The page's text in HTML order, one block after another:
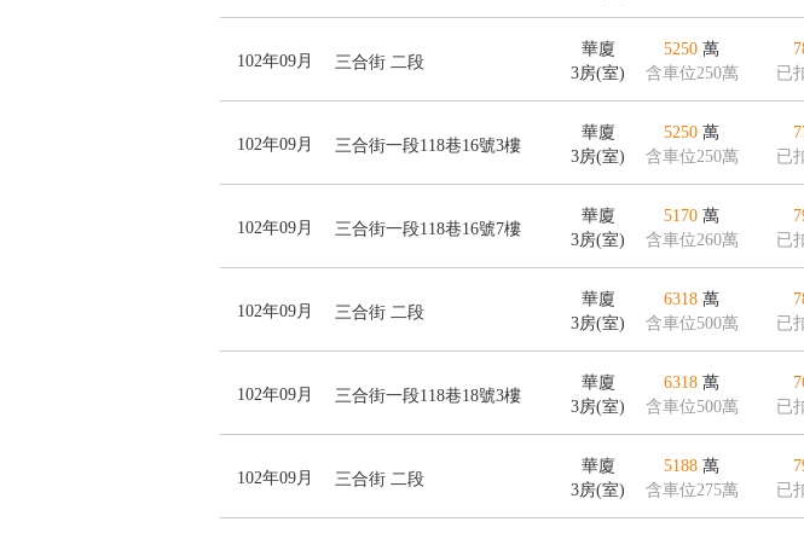
102年09月 三合街 二段
華廈
3房(室)
5250 萬
含車位250萬
已
102年09月 三合街一段118巷16號3樓
華廈
3房(室)
5250 萬
含車位250萬
已
102年09月 三合街一段118巷16號7樓
華廈
3房(室)
5170 萬
含車位260萬
已
102年09月 三合街 二段
華廈
3房(室)
6318 萬
含車位500萬
已
102年09月 三合街一段118巷18號3樓
華廈
3房(室)
6318 萬
含車位500萬
已
102年09月 三合街 二段
華廈
3房(室)
5188 萬
含車位275萬
已